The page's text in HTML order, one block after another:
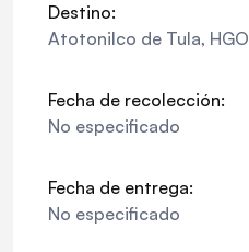
Destino:
Atotonilco de Tula, HGO
Fecha de recolección:
No especificado
Fecha de entrega:
No especificado